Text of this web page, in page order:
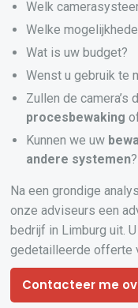
Welk
Welke
Wat is uw budget?
Wenst u gebruik te
Zullen de camera’s
procesbewaking
Kunnen we uw
andere systemen?
Na een grondige
onze adviseurs een
bedrijf in Limburg uit.
gedetailleerde offerte
Contacteer me